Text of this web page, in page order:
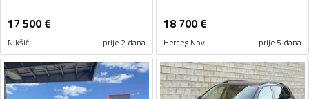
17 500€
Nikšić prije 2 dana
18 700€
Herceg Novi prije 5 dana